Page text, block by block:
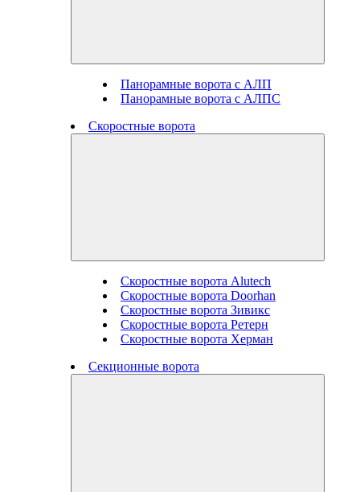
Панорамные ворота с АЛП
Панорамные ворота с АЛПС
Скоростные ворота
Скоростные ворота Alutech
Скоростные ворота Doorhan
Скоростные ворота Зивикс
Скоростные ворота Ретерн
Скоростные ворота Херман
Секционные ворота